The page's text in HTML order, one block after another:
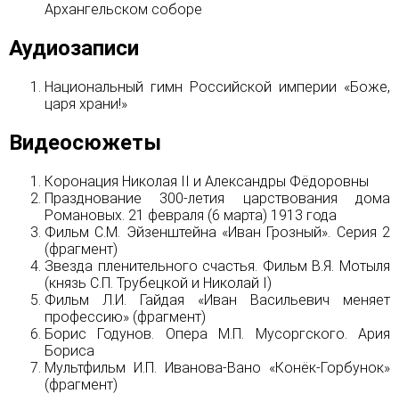
Архангельском соборе
Аудиозаписи
Национальный гимн Российской империи «Боже,
царя храни!»
Видеосюжеты
Коронация Николая II и Александры Фёдоровны
Празднование 300-летия царствования дома
Романовых. 21 февраля (6 марта) 1913 года
Фильм С.М. Эйзенштейна «Иван Грозный». Серия 2
(фрагмент)
Звезда пленительного счастья. Фильм В.Я. Мотыля
(князь С.П. Трубецкой и Николай I)
Фильм Л.И. Гайдая «Иван Васильевич меняет
профессию» (фрагмент)
Борис Годунов. Опера М.П. Мусоргского. Ария
Бориса
Мультфильм И.П. Иванова-Вано «Конёк-Горбунок»
(фрагмент)